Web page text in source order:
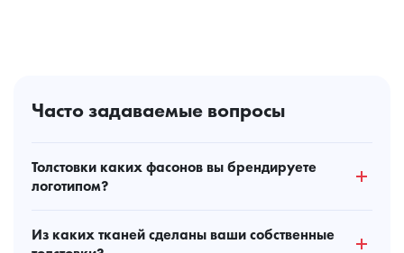
Часто задаваемые вопросы
Толстовки каких фасонов вы брендируете
логотипом?
свитшоты, кенгуру, зип-худи и бомберы — партиями от
Из каких тканей сделаны ваши собственные